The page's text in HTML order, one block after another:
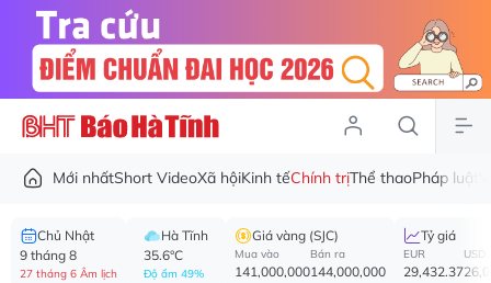
Mới nhấtShort VideoXã hộiKinh tếChính trịThể thaoPháp luật
Chủ Nhật
9 tháng 8
27 tháng 6 Âm lịch
Hà Tĩnh
35.6°C
Độ ẩm 49%
Giá vàng (SJC)
Mua vào
141,000,000
Bán ra
144,000,000
Tỷ giá
EUR
29,432.37
USD